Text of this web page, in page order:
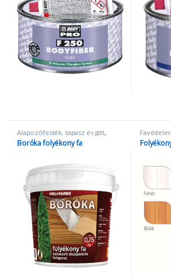
Alapozófesték, tapasz és gitt,
Favédelem, Tapasz és gitt
Boróka folyékony fa Tapasz és